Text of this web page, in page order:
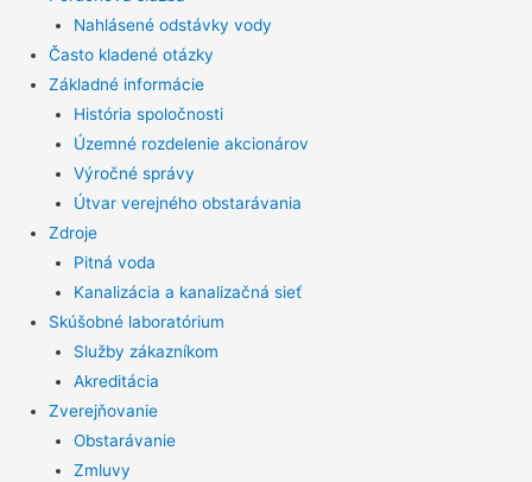
Nahlásené odstávky vody
Často kladené otázky
Základné informácie
História spoločnosti
Územné rozdelenie akcionárov
Výročné správy
Útvar verejného obstarávania
Zdroje
Pitná voda
Kanalizácia a kanalizačná sieť
Skúšobné laboratórium
Služby zákazníkom
Akreditácia
Zverejňovanie
Obstarávanie
Zmluvy